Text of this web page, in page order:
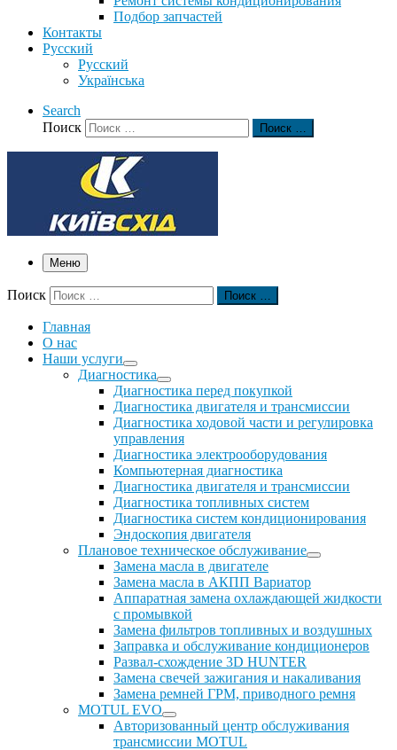
Подбор запчастей
Контакты
Русский
Русский
Українська
Search
Поиск
Поиск …
Меню
Поиск Поиск …
Главная
О нас
Наши услуги
Диагностика
Диагностика перед покупкой
Диагностика двигателя и трансмиссии
Диагностика ходовой части и регулировка
управления
Диагностика электрооборудования
Компьютерная диагностика
Диагностика двигателя и трансмиссии
Диагностика топливных систем
Диагностика систем кондиционирования
Эндоскопия двигателя
Плановое техническое обслуживание
Замена масла в двигателе
Замена масла в АКПП Вариатор
Аппаратная замена охлаждающей жидкости
с промывкой
Замена фильтров топливных и воздушных
Заправка и обслуживание кондиционеров
Развал-схождение 3D HUNTER
Замена свечей зажигания и накаливания
Замена ремней ГРМ, приводного ремня
MOTUL EVO
Авторизованный центр обслуживания
трансмиссии MOTUL